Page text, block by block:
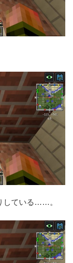
している……。